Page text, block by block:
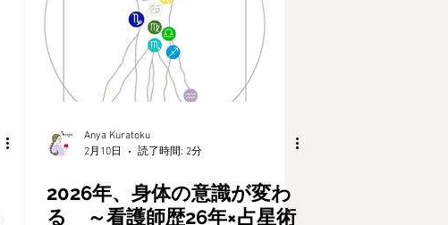
Anya Kuratoku
2月10日
読了時間: 2分
2026年、身体の意識が変わ
る ～看護師歴26年×占星術